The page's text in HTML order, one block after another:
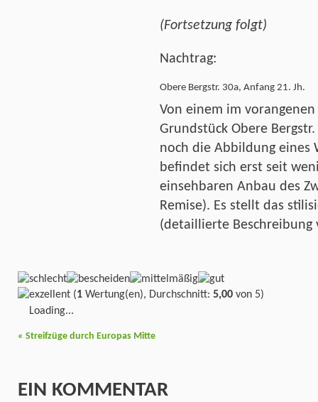
(Fortsetzung folgt)
Nachtrag:
Obere Bergstr. 30a, Anfang 21. Jh.
Von einem im
Grundstück Obere
noch die Abbildung eines
befindet sich erst seit
einsehbaren Anbau des
Remise). Es stellt das
(detaillierte Beschreibung
(1 Wertung(en), Durchschnitt: 5,00 von 5)
Loading...
« Streifzüge durch Europas Mitte
EIN KOMMENTAR